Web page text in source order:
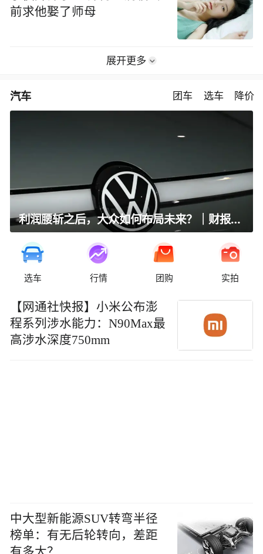
前求他娶了师母
展开更多
汽车 团车 选车 降价
利润腰斩之后，大众如何布局未来？｜财报全视角
选车 行情 团购 实拍
【网通社快报】小米公布澎
程系列涉水能力：N90Max最
高涉水深度750mm
中大型新能源SUV转弯半径
榜单：有无后轮转向，差距